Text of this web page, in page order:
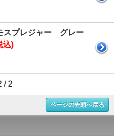
スプレジャー グレー
込)
/ 2
ページの先頭へ戻る